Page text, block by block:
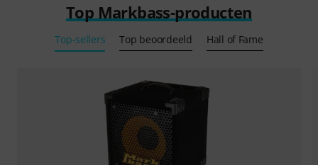
Top Markbass-producten
Top-sellers Top beoordeeld Hall of Fame